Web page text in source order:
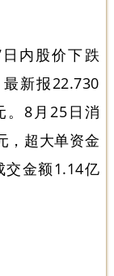
内股价下跌
新报22.730
。8月25日消
，超大单资金
交金额1.14亿